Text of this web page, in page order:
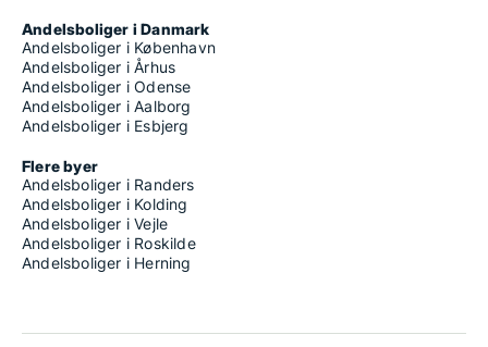
Andelsboliger i Danmark
Andelsboliger i København
Andelsboliger i Århus
Andelsboliger i Odense
Andelsboliger i Aalborg
Andelsboliger i Esbjerg
Flere byer
Andelsboliger i Randers
Andelsboliger i Kolding
Andelsboliger i Vejle
Andelsboliger i Roskilde
Andelsboliger i Herning